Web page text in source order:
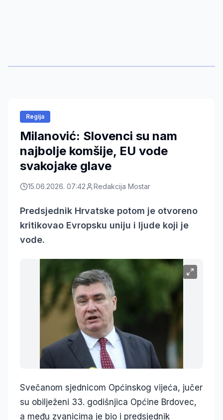
Regija
Milanović: Slovenci su nam
najbolje komšije, EU vode
svakojake glave
15.06.2026. 07:42 Redakcija Mostar
Predsjednik Hrvatske potom je otvoreno
kritikovao Evropsku uniju i ljude koji je
vode.
Svečanom sjednicom Općinskog vijeća, jučer
su obilježeni 33. godišnjica Općine Brdovec,
a među zvanicima je bio i predsjednik